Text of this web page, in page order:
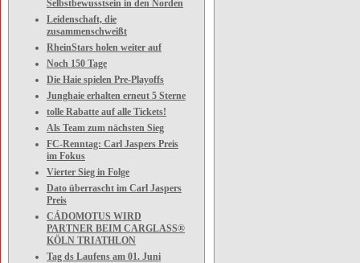
Selbstbewusstsein in den Norden
Leidenschaft, die
zusammenschweißt
RheinStars holen weiter auf
Noch 150 Tage
Die Haie spielen Pre-Playoffs
Junghaie erhalten erneut 5 Sterne
tolle Rabatte auf alle Tickets!
Als Team zum nächsten Sieg
FC-Renntag: Carl Jaspers Preis
im Fokus
Vierter Sieg in Folge
Dato überrascht im Carl Jaspers
Preis
CÁDOMOTUS WIRD
PARTNER BEIM CARGLASS®
KÖLN TRIATHLON
Tag ds Laufens am 01. Juni